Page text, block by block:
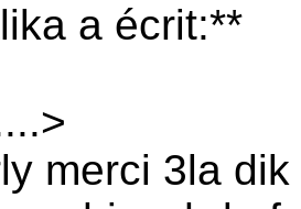
a écrit:**
merci 3la